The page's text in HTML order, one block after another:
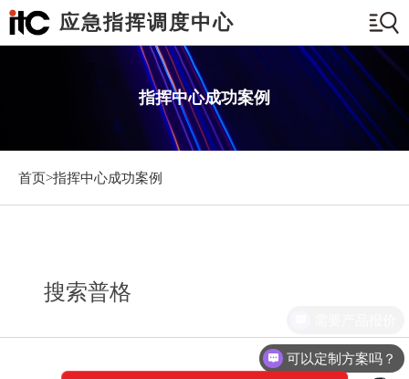
应急指挥调度中心
指挥中心成功案例
首页>指挥中心成功案例
搜索普格
可以定制方案吗？